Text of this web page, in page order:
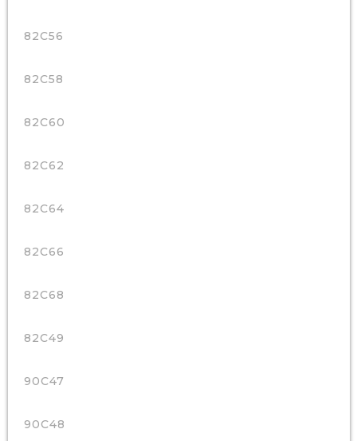
82C56
82C58
82C60
82C62
82C64
82C66
82C68
82C49
90C47
90C48